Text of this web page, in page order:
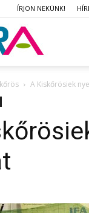
ÍRJON NEKÜNK!
A Kiskőrösiek